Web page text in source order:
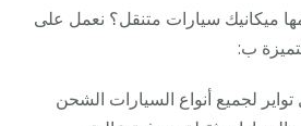
ميكانيك سيارات متنقل؟ نعمل على
ب:
تواير لجميع أنواع السيارات الشحن